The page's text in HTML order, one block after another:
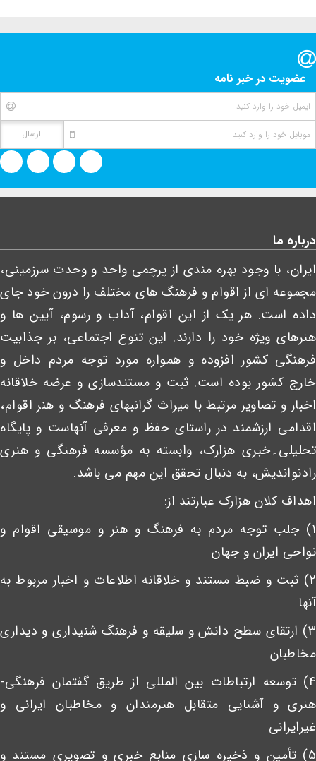
عضویت در خبر نامه
درباره ما
ایران، با وجود بهره مندی از پرچمی واحد و وحدت سرزمینی،
مجموعه ای از اقوام و فرهنگ های مختلف را درون خود جای
داده است. هر یک از این اقوام، آداب و رسوم، آیین ها و
هنرهای ویژه خود را دارند. این تنوع اجتماعی، بر جذابیت
فرهنگی کشور افزوده و همواره مورد توجه مردم داخل و
خارج کشور بوده است. ثبت و مستندسازی و عرضه خلاقانه
اخبار و تصاویر مرتبط با میراث گرانبهای فرهنگ و هنر اقوام،
اقدامی ارزشمند در راستای حفظ و معرفی آنهاست و پایگاه
تحلیلی۔خبری هزارک، وابسته به مؤسسه فرهنگی و هنری
رادنواندیش، به دنبال تحقق این مهم می باشد.
اهداف کلان هزارک عبارتند از:
1) جلب توجه مردم به فرهنگ و هنر و موسیقی اقوام و
نواحی ایران و جهان
2) ثبت و ضبط مستند و خلاقانه اطلاعات و اخبار مربوط به
آنها
3) ارتقای سطح دانش و سلیقه و فرهنگ شنیداری و دیداری
مخاطبان
4) توسعه ارتباطات بین المللی از طریق گفتمان فرهنگی-
هنری و آشنایی متقابل هنرمندان و مخاطبان ایرانی و
غیرایرانی
5) تأمین و ذخیره سازی منابع خبری و تصویری مستند و